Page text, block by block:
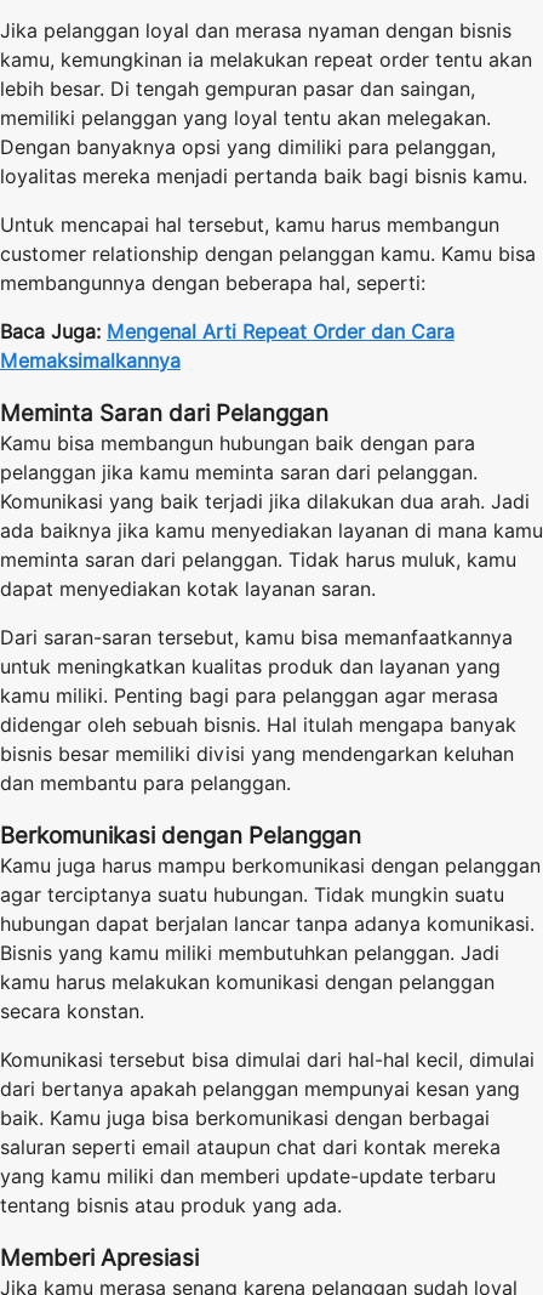
Jika pelanggan loyal dan merasa nyaman dengan bisnis
kamu, kemungkinan ia melakukan repeat order tentu akan
lebih besar. Di tengah gempuran pasar dan saingan,
memiliki pelanggan yang loyal tentu akan melegakan.
Dengan banyaknya opsi yang dimiliki para pelanggan,
loyalitas mereka menjadi pertanda baik bagi bisnis kamu.
Untuk mencapai hal tersebut, kamu harus membangun
customer relationship dengan pelanggan kamu. Kamu bisa
membangunnya dengan beberapa hal, seperti:
Baca Juga: Mengenal Arti Repeat Order dan Cara
Memaksimalkannya
Meminta Saran dari Pelanggan
Kamu bisa membangun hubungan baik dengan para
pelanggan jika kamu meminta saran dari pelanggan.
Komunikasi yang baik terjadi jika dilakukan dua arah. Jadi
ada baiknya jika kamu menyediakan layanan di mana kamu
meminta saran dari pelanggan. Tidak harus muluk, kamu
dapat menyediakan kotak layanan saran.
Dari saran-saran tersebut, kamu bisa memanfaatkannya
untuk meningkatkan kualitas produk dan layanan yang
kamu miliki. Penting bagi para pelanggan agar merasa
didengar oleh sebuah bisnis. Hal itulah mengapa banyak
bisnis besar memiliki divisi yang mendengarkan keluhan
dan membantu para pelanggan.
Berkomunikasi dengan Pelanggan
Kamu juga harus mampu berkomunikasi dengan pelanggan
agar terciptanya suatu hubungan. Tidak mungkin suatu
hubungan dapat berjalan lancar tanpa adanya komunikasi.
Bisnis yang kamu miliki membutuhkan pelanggan. Jadi
kamu harus melakukan komunikasi dengan pelanggan
secara konstan.
Komunikasi tersebut bisa dimulai dari hal-hal kecil, dimulai
dari bertanya apakah pelanggan mempunyai kesan yang
baik. Kamu juga bisa berkomunikasi dengan berbagai
saluran seperti email ataupun chat dari kontak mereka
yang kamu miliki dan memberi update-update terbaru
tentang bisnis atau produk yang ada.
Memberi Apresiasi
Jika kamu merasa senang karena pelanggan sudah loyal